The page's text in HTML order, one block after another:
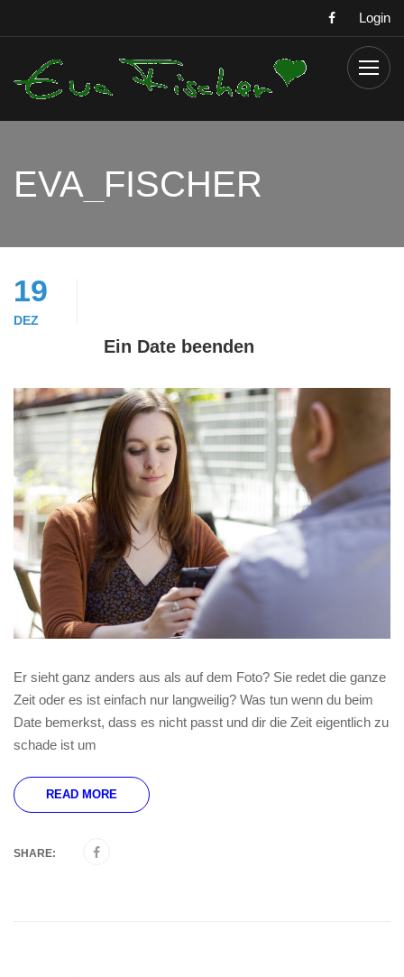
Login
EVA_FISCHER
19
DEZ
Ein Date beenden
Er sieht ganz anders aus als auf dem Foto? Sie redet die ganze
Zeit oder es ist einfach nur langweilig? Was tun wenn du beim
Date bemerkst, dass es nicht passt und dir die Zeit eigentlich zu
schade ist um
READ MORE
SHARE: